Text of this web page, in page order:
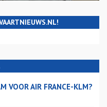
VOOR AIR FRANCE-KLM?